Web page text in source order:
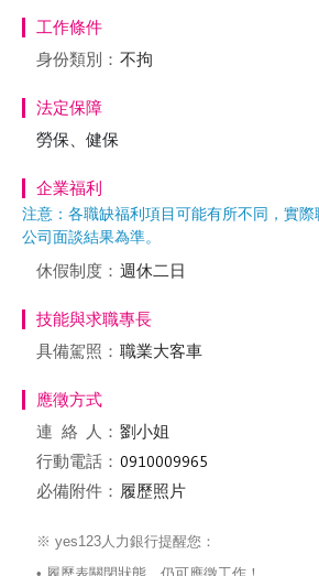
工作條件
身份類別： 不拘
法定保障
勞保、健保
企業福利
注意：各職缺福利項目可能有所不同，實
公司面談結果為準。
休假制度： 週休二日
技能與求職專長
具備駕照： 職業大客車
應徵方式
連絡
人： 劉小姐
行動電話：
必備附件： 履歷照片
※ yes123人力銀行提醒您：